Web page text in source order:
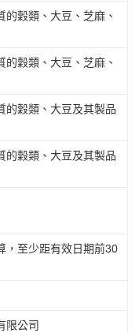
的穀類、大豆、芝麻、
的穀類、大豆、芝麻、
的穀類、大豆及其製品
的穀類、大豆及其製品
，至少距有效日期前30
限公司